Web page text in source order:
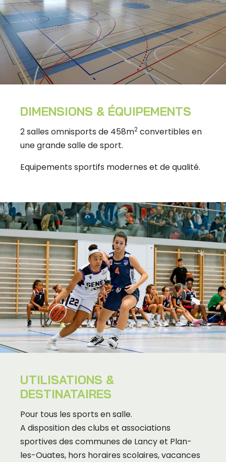
DIMENSIONS & ÉQUIPEMENTS
2 salles omnisports de 458m2 convertibles en
une grande salle de sport.
Equipements sportifs modernes et de qualité.
UTILISATIONS &
DESTINATAIRES
Pour tous les sports en salle.
A disposition des clubs et associations
sportives des communes de Lancy et Plan-
les-Ouates, hors horaires scolaires, vacances